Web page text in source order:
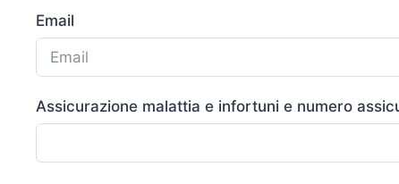
Email
Assicurazione malattia e infortuni e numero